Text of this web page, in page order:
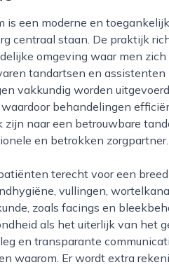
centraal staan. De praktijk
omgeving waar men
tandartsen en assistenten
vakkundig worden
behandelingen
zijn naar een betrouwbare
en betrokken zorgpartner.
vullingen,
zoals facings en
als het uiterlijk van het
en transparante
waarom. Er wordt extra